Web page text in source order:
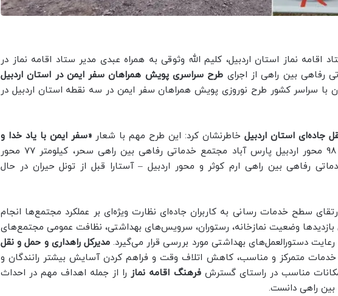
اقامه نماز استان اردبیل، کلیم الله وثوقی به همراه عبدی مدیر ستاد اقامه نماز در
رفاهی بین راهی از اجرای طرح سراسری پویش همراهان سفر ایمن در استان اردبیل
با سراسر کشور طرح نوروزی پویش همراهان سفر ایمن در سه نقطه استان اردبیل در
جاده‌ای استان اردبیل خاطرنشان کرد: این طرح مهم با شعار «سفر ایمن با یاد خدا و
در کیلومتر ۹۸ محور اردبیل پارس آباد مجتمع خدماتی رفاهی بین راهی سحر، کیلومتر ۷۷ محور
رفاهی بین راهی ارم کوثر و محور اردبیل – آستارا قبل از تونل حیران در حال
سطح خدمات رسانی به کاربران جاده‌ای نظارت ویژه‌ای بر عملکرد مجتمع‌ها انجام
بازدیدها وضعیت نمازخانه، رستوران، سرویس‌های بهداشتی، نظافت عمومی مجتمع‌های
دستورالعمل‌های بهداشتی مورد بررسی قرار می‌گیرد.مدیرکل راهداری و حمل و نقل
خدمات متمرکز و مناسب، کاهش اتلاف وقت و فراهم کردن آسایش بیشتر رانندگان و
مناسب در راستای گسترشفرهنگ اقامه نماز را از جمله اهداف مهم در احداث
راهی دانست.